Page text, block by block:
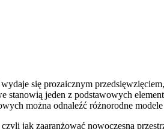
się prozaicznym
stanowią jeden z podstawowych
można odnaleźć różnorodne